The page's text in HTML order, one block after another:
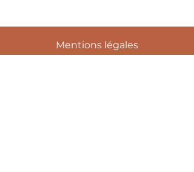
Mentions légales